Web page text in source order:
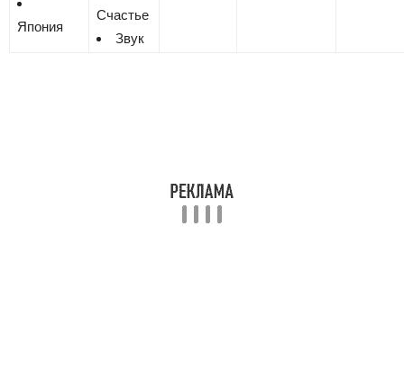
Япония
Счастье
Звук